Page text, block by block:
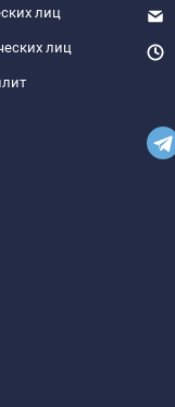
лиц
лиц